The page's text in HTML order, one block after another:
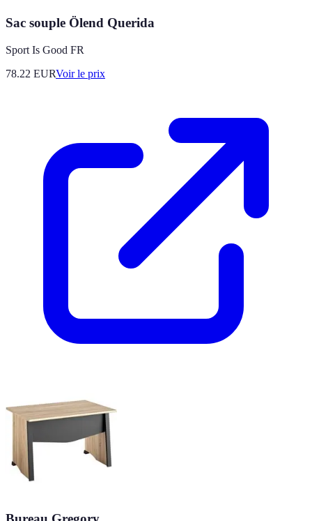
Sac souple Ölend Querida
Sport Is Good FR
78.22 EURVoir le prix